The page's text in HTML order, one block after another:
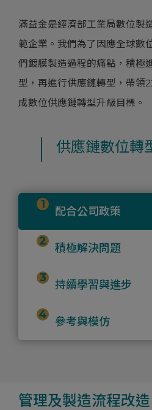
滿益金是經濟部工業局數位製
範企業。我們為了因應全球數
們鍍膜製造過程的痛點，積極
型，再進行供應鏈轉型，帶領
成數位供應鏈轉型升級目標。
供應鏈數位轉
配合公司政策
積極解決問題
持續學習與進步
參考與模仿
管理及製造流程改造